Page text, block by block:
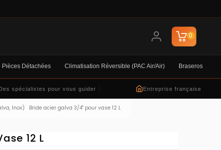
0
Pièces Détachées Climatisation Réversible (PAC Air/air) Braseros
spécialistes pour vous guider Entreprise française
Inox) Bride acier galva 3/4" pour vase 12 L
12 L